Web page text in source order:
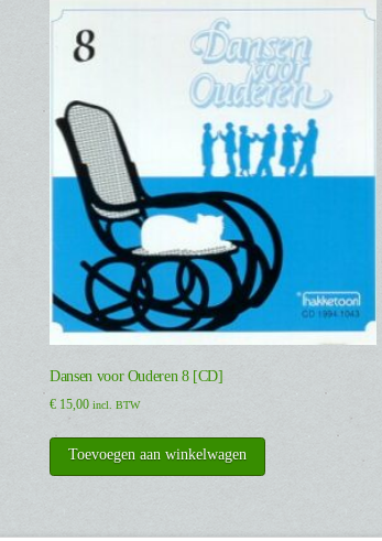
Dansen voor Ouderen 8 [CD]
€ 15,00 incl. BTW
Toevoegen aan winkelwagen